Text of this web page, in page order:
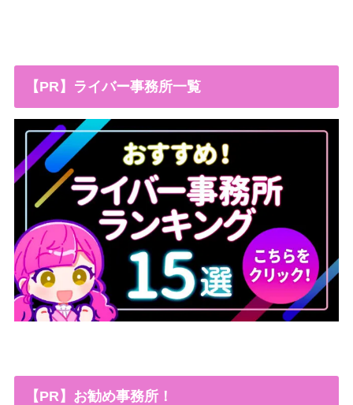
【PR】ライバー事務所一覧
【PR】お勧め事務所！